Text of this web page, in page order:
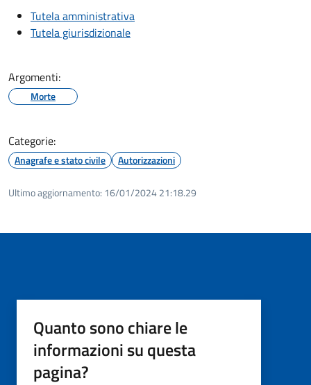
Tutela amministrativa
Tutela giurisdizionale
Argomenti:
Morte
Categorie:
Anagrafe e stato civile Autorizzazioni
Ultimo aggiornamento: 16/01/2024 21:18.29
Quanto sono chiare le
informazioni su questa
pagina?